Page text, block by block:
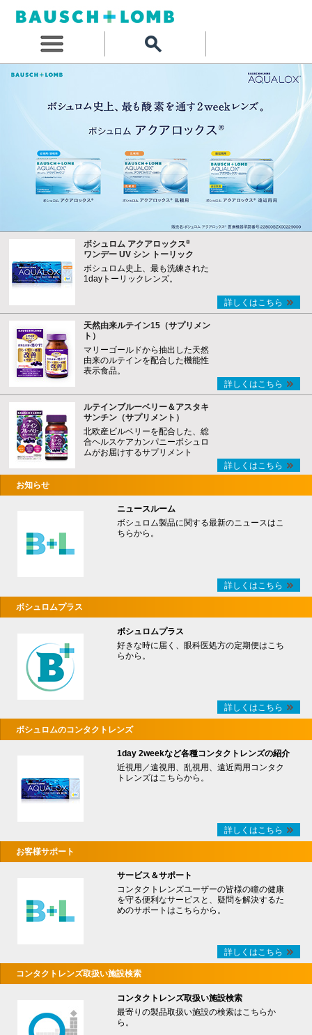
ボシュロム アクアロックス®
ワンデー UV シン トーリック
ボシュロム史上、最も洗練された
1dayトーリックレンズ。
詳しくはこちら
天然由来ルテイン15（サプリメン
ト）
マリーゴールドから抽出した天然
由来のルテインを配合した機能性
表示食品。
詳しくはこちら
ルテインブルーベリー＆アスタキ
サンチン（サプリメント）
北欧産ビルベリーを配合した、総
合ヘルスケアカンパニーボシュロ
ムがお届けするサプリメント
詳しくはこちら
お知らせ
ニュースルーム
ボシュロム製品に関する最新のニュースはこ
ちらから。
詳しくはこちら
ボシュロムプラス
ボシュロムプラス
好きな時に届く、眼科医処方の定期便はこち
らから。
詳しくはこちら
ボシュロムのコンタクトレンズ
1day 2weekなど各種コンタクトレンズの紹介
近視用／遠視用、乱視用、遠近両用コンタク
トレンズはこちらから。
詳しくはこちら
お客様サポート
サービス＆サポート
コンタクトレンズユーザーの皆様の瞳の健康
を守る便利なサービスと、疑問を解決するた
めのサポートはこちらから。
詳しくはこちら
コンタクトレンズ取扱い施設検索
コンタクトレンズ取扱い施設検索
最寄りの製品取扱い施設の検索はこちらか
ら。